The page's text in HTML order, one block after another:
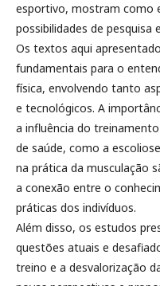
esportivo, mostram como
possibilidades de pesquisa
Os textos aqui
fundamentais para o
física, envolvendo tanto
e tecnológicos. A
a influência do
de saúde, como a
na prática da musculação
a conexão entre o
práticas dos indivíduos.
Além disso, os estudos
questões atuais e
treino e a desvalorização